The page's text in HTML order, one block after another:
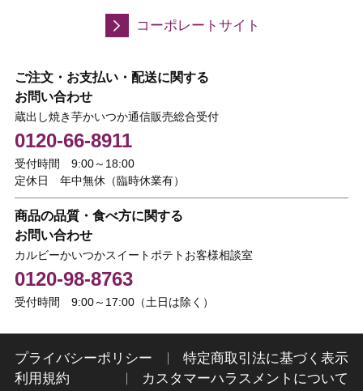
コーポレートサイト
ご注文・お支払い・配送に関する
お問い合わせ
蔵出し焼き芋かいつか通信販売総合受付
0120-66-8911
受付時間 9:00～18:00
定休日 年中無休（臨時休業有）
商品の品質・食べ方に関する
お問い合わせ
カルビーかいつかスイートポテトお客様相談室
0120-98-8763
受付時間 9:00～17:00（土日は除く）
プライバシーポリシー
特定商取引法に基づく表示
利用規約
カスタマーハラスメントについて